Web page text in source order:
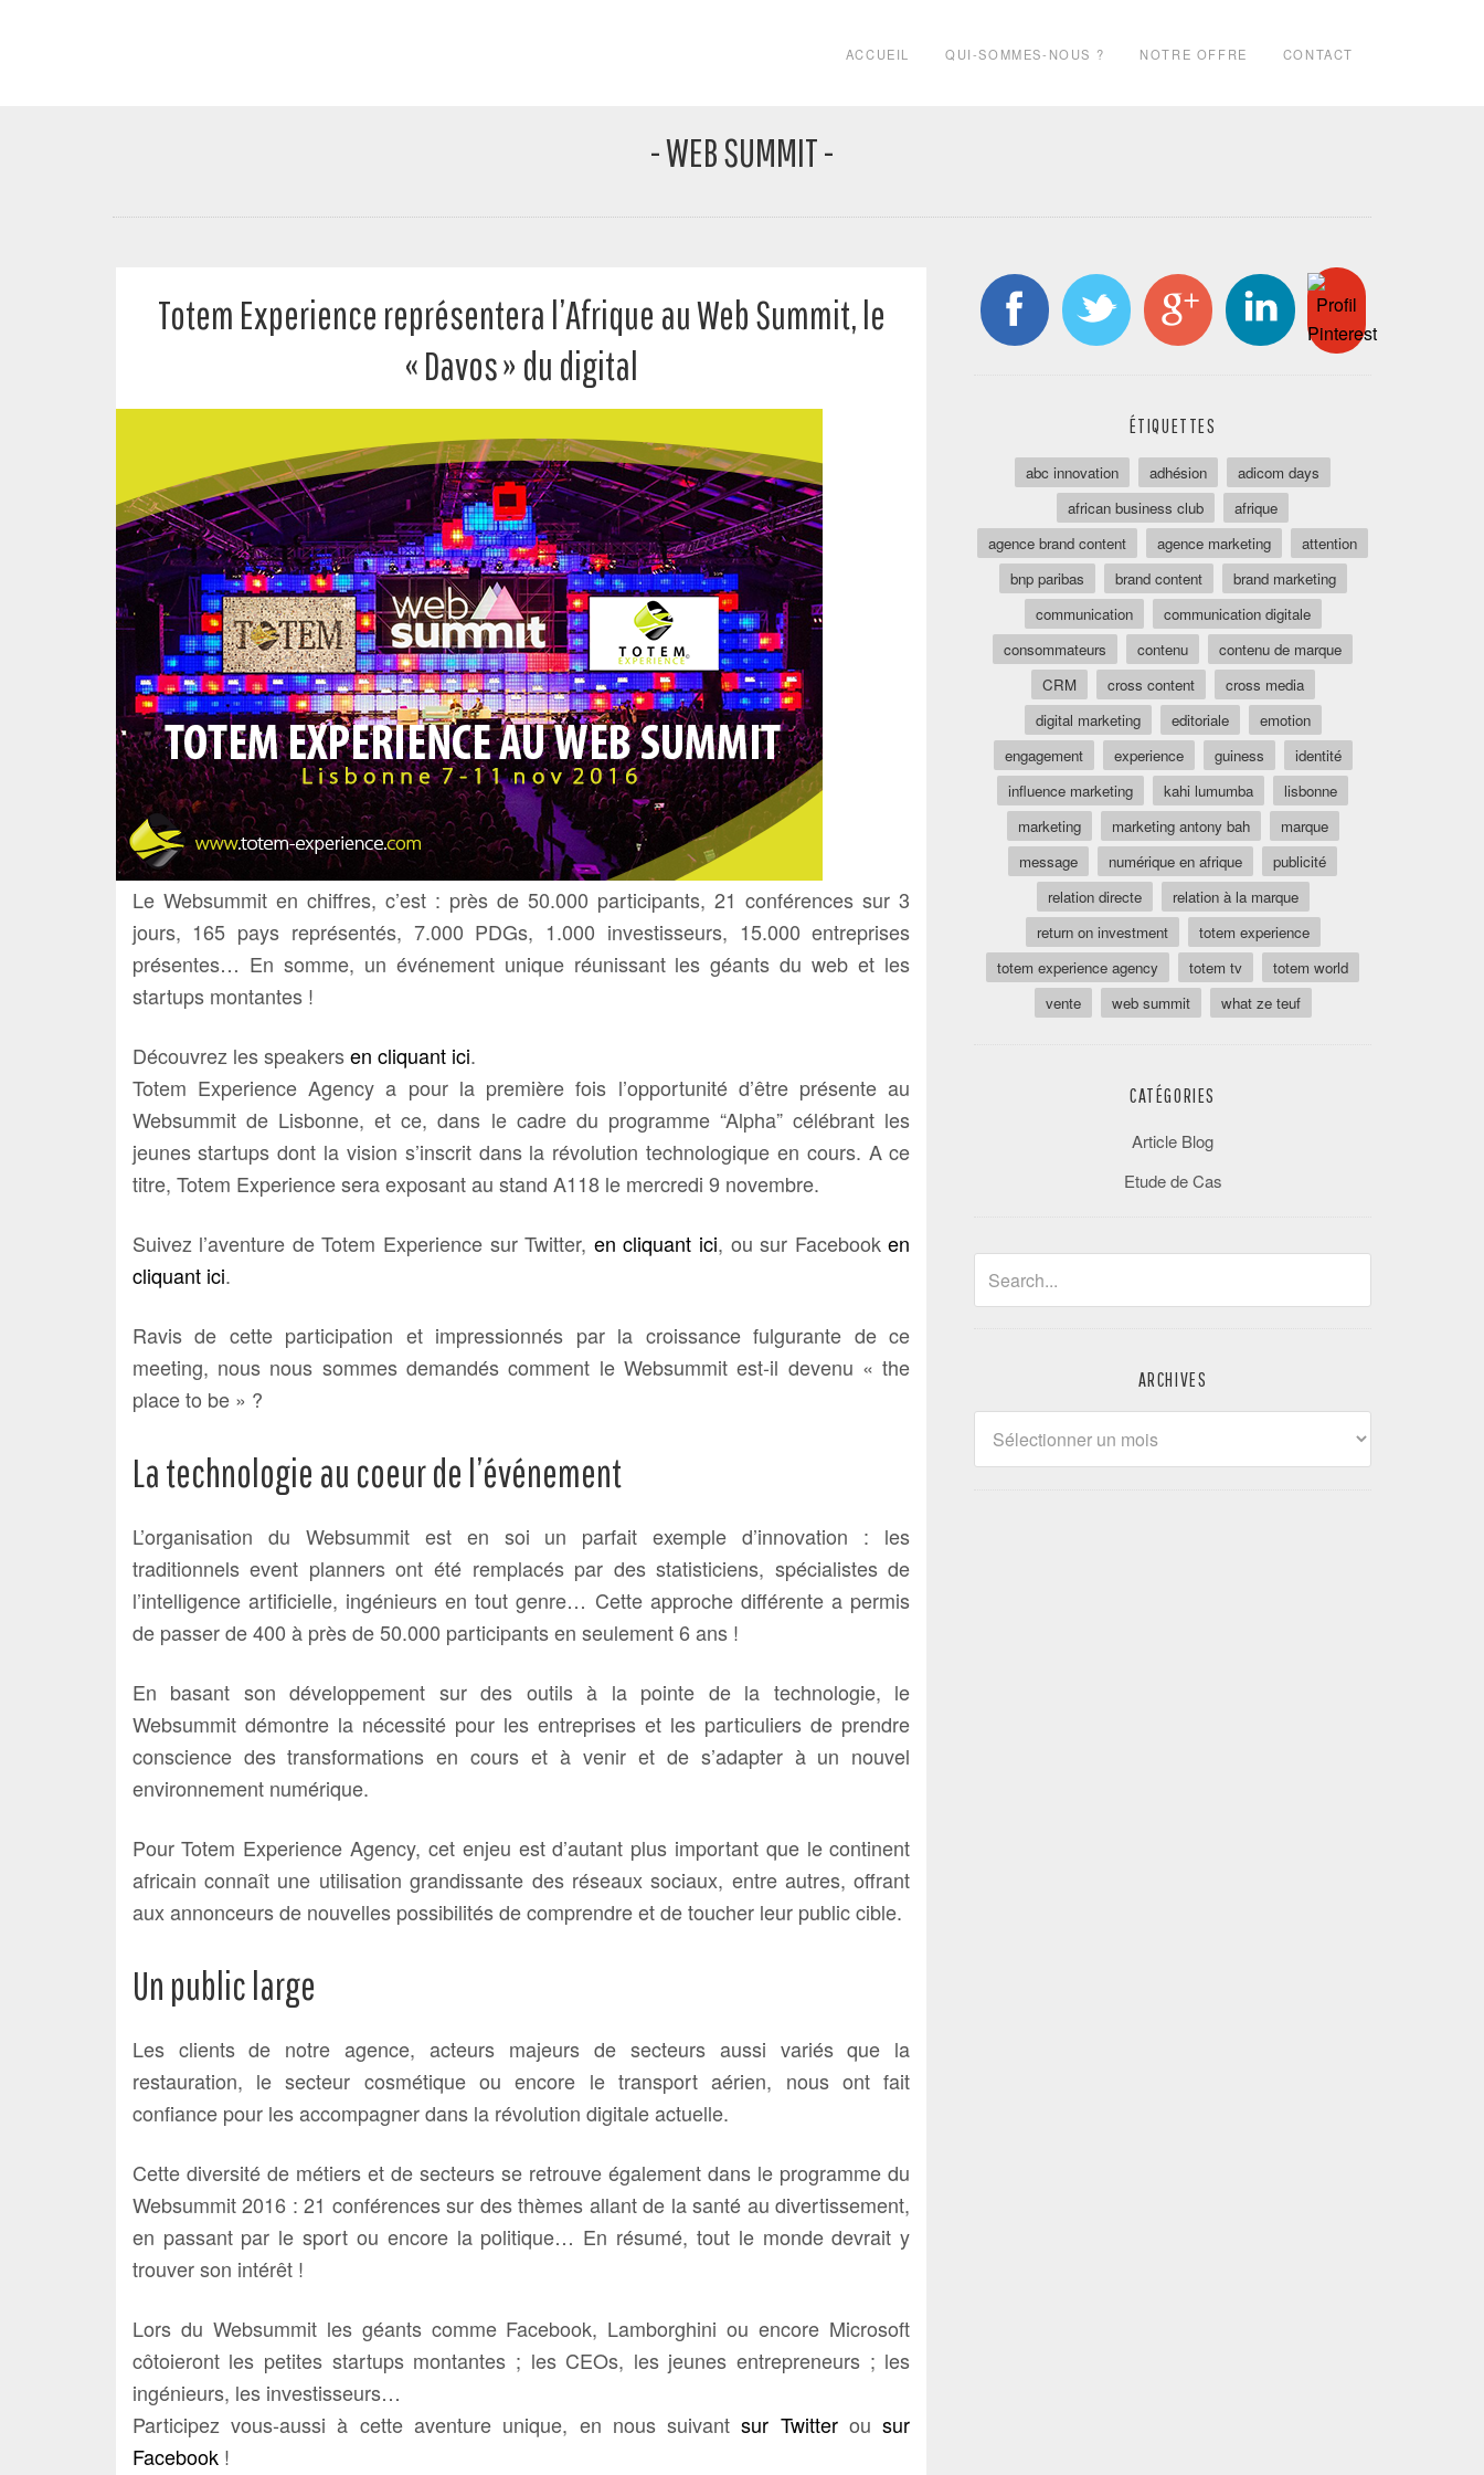
ACCUEIL QUI-SOMMES-NOUS ? NOTRE OFFRE CONTACT
- WEB SUMMIT -
Totem Experience représentera l’Afrique au Web Summit, le
« Davos » du digital
Le Websummit en chiffres, c’est : près de 50.000 participants, 21 conférences sur 3
jours, 165 pays représentés, 7.000 PDGs, 1.000 investisseurs, 15.000 entreprises
présentes… En somme, un événement unique réunissant les géants du web et les
startups montantes !
Découvrez les speakersen cliquant ici.
Totem Experience Agency a pour la première fois l’opportunité d’être présente au
Websummit de Lisbonne, et ce, dans le cadre du programme “Alpha” célébrant les
jeunes startups dont la vision s’inscrit dans la révolution technologique en cours. A ce
titre, Totem Experience sera exposant au stand A118 le mercredi 9 novembre.
Suivez l’aventure de Totem Experience sur Twitter, en cliquant ici, ou sur Facebooken
cliquant ici.
Ravis de cette participation et impressionnés par la croissance fulgurante de ce
meeting, nous nous sommes demandés comment le Websummit est-il devenu « the
place to be » ?
La technologie au coeur de l’événement
L’organisation du Websummit est en soi un parfait exemple d’innovation : les
traditionnels event planners ont été remplacés par des statisticiens, spécialistes de
l’intelligence artificielle, ingénieurs en tout genre… Cette approche différente a permis
de passer de 400 à près de 50.000 participants en seulement 6 ans !
En basant son développement sur des outils à la pointe de la technologie, le
Websummit démontre la nécessité pour les entreprises et les particuliers de prendre
conscience des transformations en cours et à venir et de s’adapter à un nouvel
environnement numérique.
Pour Totem Experience Agency, cet enjeu est d’autant plus important que le continent
africain connaît une utilisation grandissante des réseaux sociaux, entre autres, offrant
aux annonceurs de nouvelles possibilités de comprendre et de toucher leur public cible.
Un public large
Les clients de notre agence, acteurs majeurs de secteurs aussi variés que la
restauration, le secteur cosmétique ou encore le transport aérien, nous ont fait
confiance pour les accompagner dans la révolution digitale actuelle.
Cette diversité de métiers et de secteurs se retrouve également dans le programme du
Websummit 2016 : 21 conférences sur des thèmes allant de la santé au divertissement,
en passant par le sport ou encore la politique… En résumé, tout le monde devrait y
trouver son intérêt !
Lors du Websummit les géants comme Facebook, Lamborghini ou encore Microsoft
côtoieront les petites startups montantes ; les CEOs, les jeunes entrepreneurs ; les
ingénieurs, les investisseurs…
Participez vous-aussi à cette aventure unique, en nous suivantsur Twitterousur
Facebook!
ÉTIQUETTES
abc innovation adhésion
adicom days
african business club
afrique
agence brand content
agence marketing
attention
bnp paribas
brand content
brand marketing
communication
communication digitale
consommateurs
contenu
contenu de marque
CRM
cross content
cross media
digital marketing
editoriale
emotion
engagement
experience guiness
identité
influence marketing
kahi lumumba
lisbonne
marketing
marketing antony bah
marque
message
numérique en afrique
publicité
relation directe
relation à la marque
return on investment
totem experience
totem experience agency
totem tv
totem world
vente
web summit what ze teuf
CATÉGORIES
Article Blog
Etude de Cas
ARCHIVES